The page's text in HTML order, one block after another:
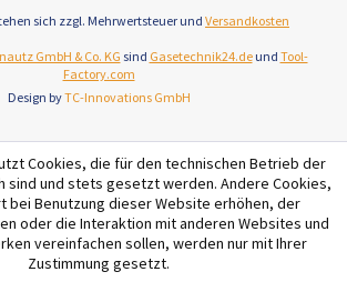
sich zzgl. Mehrwertsteuer und Versandkosten
GmbH & Co. KG sind Gasetechnik24.deund Tool-
Factory.com
Design byTC-Innovations GmbH
Cookies, die für den technischen Betrieb der
sind und stets gesetzt werden. Andere Cookies,
bei Benutzung dieser Website erhöhen, der
oder die Interaktion mit anderen Websites und
vereinfachen sollen, werden nur mit Ihrer
Zustimmung gesetzt.